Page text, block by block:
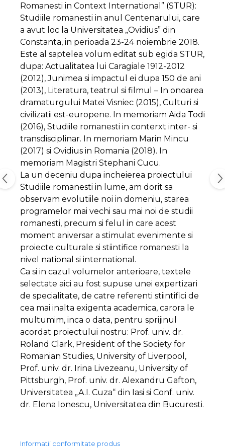
Romanesti in Context International” (STUR):
Studiile romanesti in anul Centenarului, care
a avut loc la Universitatea „Ovidius” din
Constanta, in perioada 23-24 noiembrie 2018.
Este al saptelea volum editat sub egida STUR,
dupa: Actualitatea lui Caragiale 1912-2012
(2012), Junimea si impactul ei dupa 150 de ani
(2013), Literatura, teatrul si filmul – In onoarea
dramaturgului Matei Visniec (2015), Culturi si
civilizatii est-europene. In memoriam Aida Todi
(2016), Studiile romanesti in conterxt inter- si
transdisciplinar. In memoriam Marin Mincu
(2017) si Ovidius in Romania (2018). In
memoriam Magistri Stephani Cucu.
La un deceniu dupa incheierea proiectului
Studiile romanesti in lume, am dorit sa
observam evolutiile noi in domeniu, starea
programelor mai vechi sau mai noi de studii
romanesti, precum si felul in care acest
moment aniversar a stimulat evenimente si
proiecte culturale si stiintifice romanesti la
nivel national si international.
Ca si in cazul volumelor anterioare, textele
selectate aici au fost supuse unei expertizari
de specialitate, de catre referenti stiintifici de
cea mai inalta exigenta academica, carora le
multumim, inca o data, pentru sprijinul
acordat proiectului nostru: Prof. univ. dr.
Roland Clark, President of the Society for
Romanian Studies, University of Liverpool,
Prof. univ. dr. Irina Livezeanu, University of
Pittsburgh, Prof. univ. dr. Alexandru Gafton,
Universitatea „A.I. Cuza“ din Iasi si Conf. univ.
dr. Elena Ionescu, Universitatea din Bucuresti.
Informatii conformitate produs